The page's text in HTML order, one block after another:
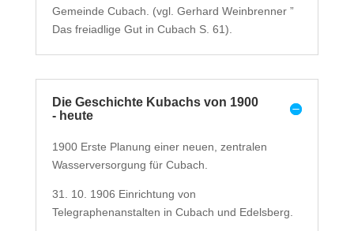
Gemeinde Cubach. (vgl. Gerhard Weinbrenner ”
Das freiadlige Gut in Cubach S. 61).
Die Geschichte Kubachs von 1900
- heute
1900 Erste Planung einer neuen, zentralen
Wasserversorgung für Cubach.
31. 10. 1906 Einrichtung von
Telegraphenanstalten in Cubach und Edelsberg.